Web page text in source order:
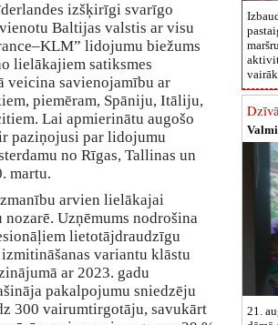
izšķirīgi svarīgo
Baltijas valstis ar visu
lidojumu biežums
lielākajiem satiksmes
veicina savienojamību ar
piemēram, Spāniju, Itāliju,
Lai apmierinātu augošo
paziņojusi par lidojumu
no Rīgas, Tallinas un
martu.
arvien lielākajai
Uzņēmums nodrošina
lietotājdraudzīgu
variantu klāstu
ar 2023. gadu
pakalpojumu sniedzēju
300 vairumtirgotāju, savukārt
vairāk
21.